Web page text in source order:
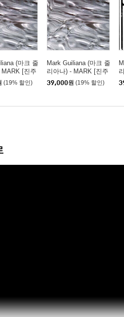
(마크 줄
MARK [진주
러 LP]
(19% 할인)
Mark Guiliana (마크 줄
리아나) - MARK [진주
화이트 컬러 LP]
39,000원 (19% 할인)